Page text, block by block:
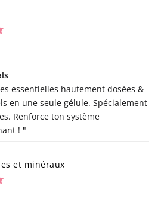
essentielles hautement dosées &
en une seule gélule. Spécialement
Renforce ton système
! "
et minéraux